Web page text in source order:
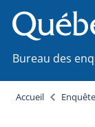
Bureau des
Accueil